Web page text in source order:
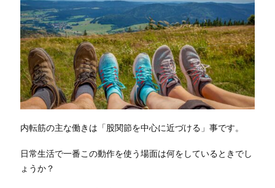
内転筋の主な働きは「股関節を中心に近づける」事です。
日常生活で一番この動作を使う場面は何をしているときでし
ょうか？